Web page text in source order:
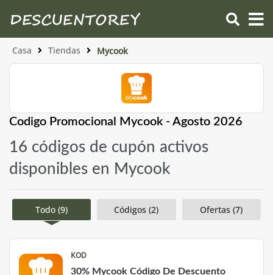
Casa Tiendas Mycook
Codigo Promocional Mycook - Agosto 2026
16 códigos de cupón activos
disponibles en Mycook
Todo (9) Códigos (2) Ofertas (7)
KOD
30% Mycook Código De Descuento